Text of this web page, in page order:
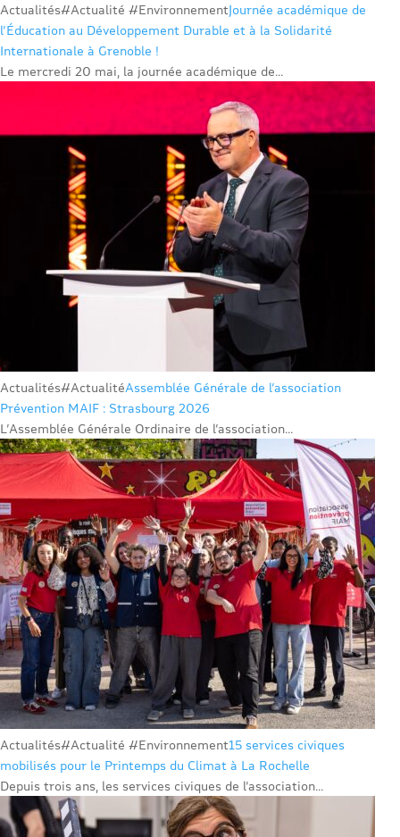
Actualités#Actualité #EnvironnementJournée académique de
l’Éducation au Développement Durable et à la Solidarité
Internationale à Grenoble !
Le mercredi 20 mai, la journée académique de...
Actualités#ActualitéAssemblée Générale de l’association
Prévention MAIF : Strasbourg 2026
L’Assemblée Générale Ordinaire de l’association...
Actualités#Actualité #Environnement15 services civiques
mobilisés pour le Printemps du Climat à La Rochelle
Depuis trois ans, les services civiques de l’association...